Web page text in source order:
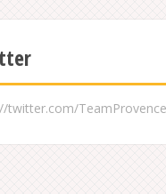
twitter.com/